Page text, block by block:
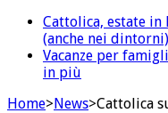
Cattolica, estate in
(anche nei dintorni)
Vacanze per
in più
Home>News>Cattolica